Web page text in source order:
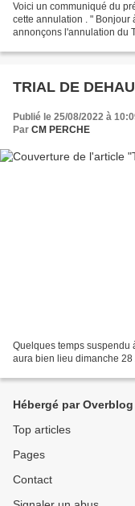
Voici un communiqué du
cette annulation . " Bonjour
annonçons l'annulation du
TRIAL DE
Publié le 25/08/2022 à
Par CM PERCHE
Quelques temps suspendu
aura bien lieu dimanche 28
Hébergé par Overblog
Top articles
Pages
Contact